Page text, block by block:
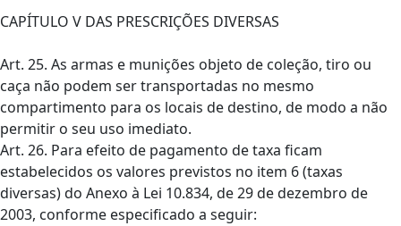
CAPÍTULO V DAS PRESCRIÇÕES DIVERSAS
Art. 25. As armas e munições objeto de coleção, tiro ou
caça não podem ser transportadas no mesmo
compartimento para os locais de destino, de modo a não
permitir o seu uso imediato.
Art. 26. Para efeito de pagamento de taxa ficam
estabelecidos os valores previstos no item 6 (taxas
diversas) do Anexo à Lei 10.834, de 29 de dezembro de
2003, conforme especificado a seguir: